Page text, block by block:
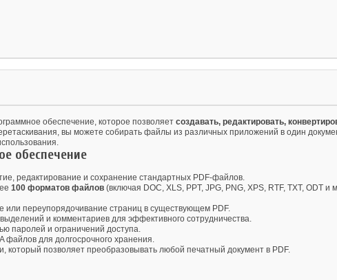
обеспечение, которое позволяет создавать, редактировать,
вы можете собирать файлы из различных приложений в один
обеспечение
редактирование и сохранение стандартных PDF-файлов.
100 форматов файлов (включая DOC, XLS, PPT, JPG, PNG, XPS, RTF, TXT, ODT
или переупорядочивание страниц в существующем PDF.
и комментариев для эффективного сотрудничества.
паролей и ограничений доступа.
файлов для долгосрочного хранения.
который позволяет преобразовывать любой печатный документ в PDF.